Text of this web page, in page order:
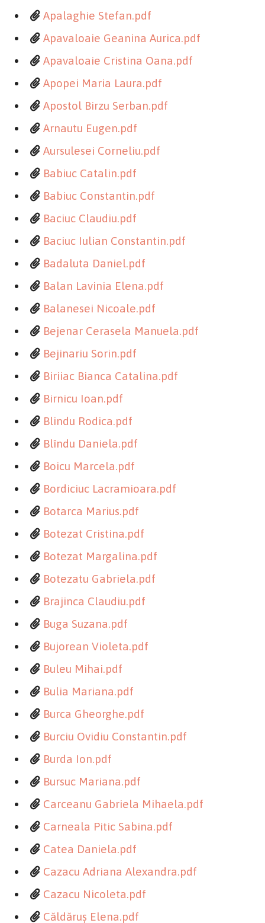
Apalaghie Stefan.pdf
Apavaloaie Geanina Aurica.pdf
Apavaloaie Cristina Oana.pdf
Apopei Maria Laura.pdf
Apostol Birzu Serban.pdf
Arnautu Eugen.pdf
Aursulesei Corneliu.pdf
Babiuc Catalin.pdf
Babiuc Constantin.pdf
Baciuc Claudiu.pdf
Baciuc Iulian Constantin.pdf
Badaluta Daniel.pdf
Balan Lavinia Elena.pdf
Balanesei Nicoale.pdf
Bejenar Cerasela Manuela.pdf
Bejinariu Sorin.pdf
Biriiac Bianca Catalina.pdf
Birnicu Ioan.pdf
Blindu Rodica.pdf
Blîndu Daniela.pdf
Boicu Marcela.pdf
Bordiciuc Lacramioara.pdf
Botarca Marius.pdf
Botezat Cristina.pdf
Botezat Margalina.pdf
Botezatu Gabriela.pdf
Brajinca Claudiu.pdf
Buga Suzana.pdf
Bujorean Violeta.pdf
Buleu Mihai.pdf
Bulia Mariana.pdf
Burca Gheorghe.pdf
Burciu Ovidiu Constantin.pdf
Burda Ion.pdf
Bursuc Mariana.pdf
Carceanu Gabriela Mihaela.pdf
Carneala Pitic Sabina.pdf
Catea Daniela.pdf
Cazacu Adriana Alexandra.pdf
Cazacu Nicoleta.pdf
Căldăruş Elena.pdf